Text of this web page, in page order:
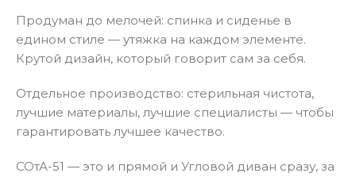
Продуман до мелочей: спинка и сиденье в
едином стиле — утяжка на каждом элементе.
Крутой дизайн, который говорит сам за себя.
Отдельное производство: стерильная чистота,
лучшие материалы, лучшие специалисты — чтобы
гарантировать лучшее качество.
СОтА-51 — это и прямой и Угловой диван сразу, за